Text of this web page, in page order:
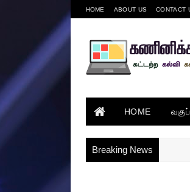
HOME ABOUT US CONTACT
HOME
Breaking News